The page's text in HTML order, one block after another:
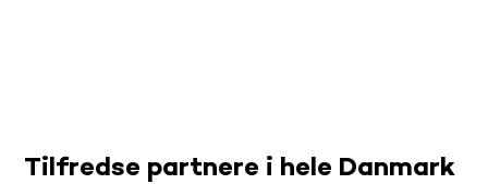
Tilfredse partnere i hele Danmark